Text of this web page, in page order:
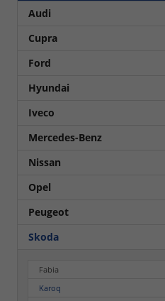
Audi
Cupra
Ford
Hyundai
Iveco
Mercedes-Benz
Nissan
Opel
Peugeot
Skoda
Fabia
Karoq